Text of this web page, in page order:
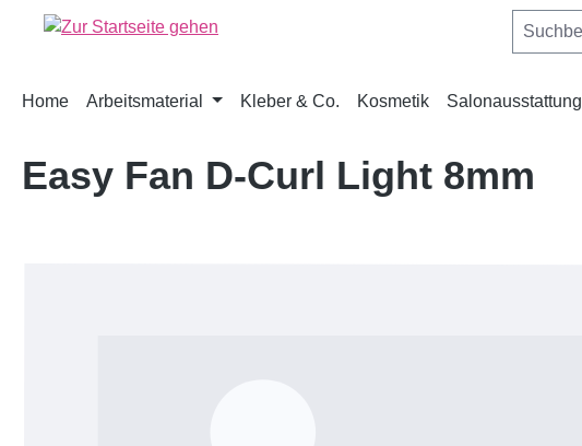
Zur Hauptnavigation springen
Home Arbeitsmaterial Kleber & Co. Kosmetik Salonausstattung
Easy Fan D-Curl Light 8mm